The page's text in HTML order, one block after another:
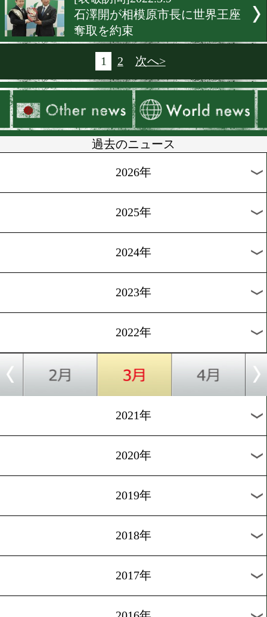
日本王座奪還戦!中川健太
寛之
[職業講話]2022.3.11
田口良一氏が中学生に熱く
[発表会見]2022.3.10
丸田陽七太と阿部麗也がフ
ー級2冠戦で激突!
[試合決定]2022.3.9
大阪決戦! 坂晃典vs中川兼
[表敬訪問]2022.3.9
石澤開が相模原市長に世界
奪取を約束
1 2 次へ>
過去のニュース
2025年
2024年